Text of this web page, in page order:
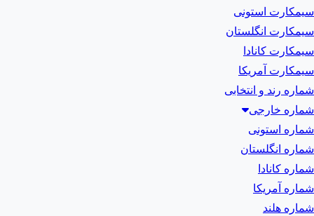
سیمکارت استونی
سیمکارت انگلستان
سیمکارت کانادا
سیمکارت آمریکا
شماره رند و انتخابی
شماره خارجی
شماره استونی
شماره انگلستان
شماره کانادا
شماره آمریکا
شماره هلند